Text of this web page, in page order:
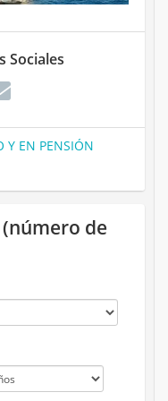
Sociales
Y EN PENSIÓN
de